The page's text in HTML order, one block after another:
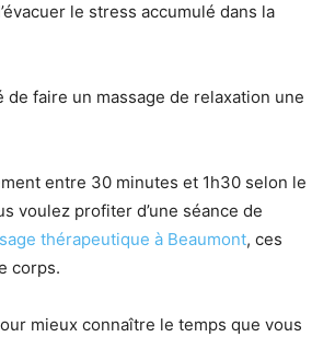
le stress accumulé dans la
faire un massage de relaxation une
entre 30 minutes et 1h30 selon le
voulez profiter d’une séance de
thérapeutique à Beaumont, ces
corps.
mieux connaître le temps que vous